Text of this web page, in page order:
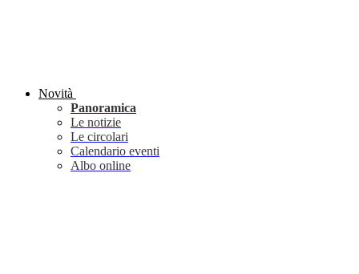
Novità
Panoramica
Le notizie
Le circolari
Calendario eventi
Albo online